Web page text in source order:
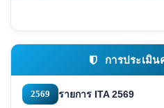
การประเมิ
2569 รายการ ITA 2569